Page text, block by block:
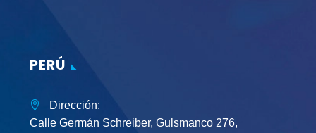
PERÚ
Dirección:
Calle Germán Schreiber, Gulsmanco 276,